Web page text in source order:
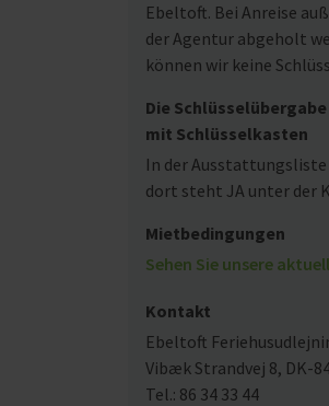
Ebeltoft. Bei Anreise
der Agentur abgeholt
können wir keine
Die
mit Schlüsselkasten
In der Ausstattungsliste
dort steht JA unter der
Mietbedingungen
Sehen Sie unsere
Kontakt
Ebeltoft
Vibæk Strandvej 8, DK-
Tel.: 86 34 33 44